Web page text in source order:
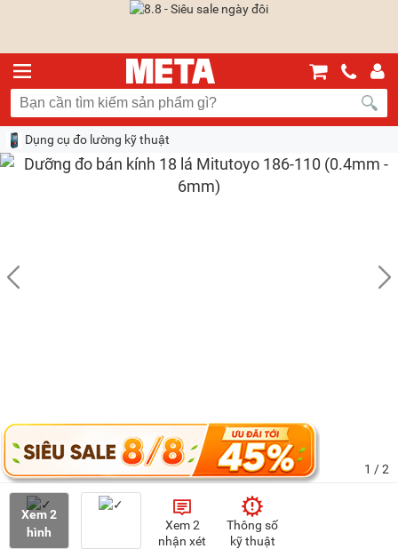
Dụng cụ đo lường kỹ thuật
1 / 2
Xem 2
hình
Xem 2
nhận xét
Thông số
kỹ thuật